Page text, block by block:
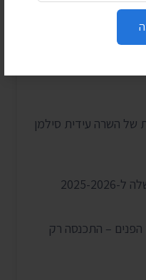
ליבה במוסדות
של השרה עידית סילמן
2026
הפנים – התכנסה רק